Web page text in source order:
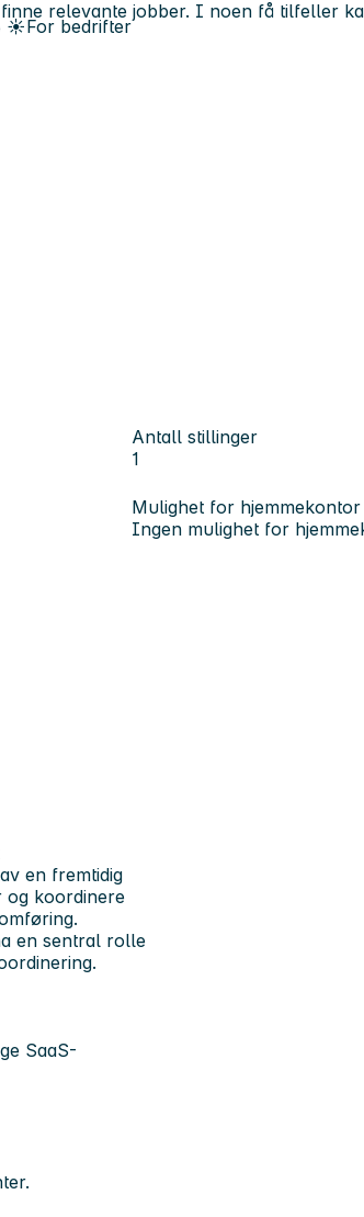
☀️For bedrifter
Antall stillinger
1
Mulighet for hjemmekontor
Ingen mulighet for
relevante jobber. I noen få tilfeller
en fremtidig
og koordinere
en sentral rolle
SaaS-